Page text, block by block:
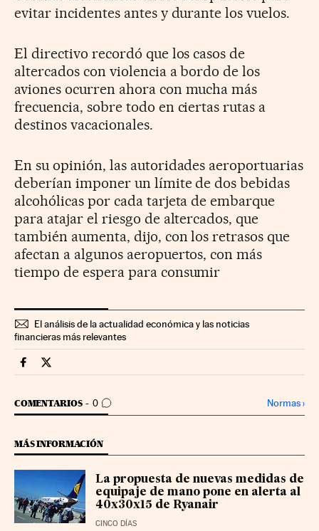
evitar incidentes antes y durante los vuelos.
El directivo recordó que los casos de
altercados con violencia a bordo de los
aviones ocurren ahora con mucha más
frecuencia, sobre todo en ciertas rutas a
destinos vacacionales.
En su opinión, las autoridades aeroportuarias
deberían imponer un límite de dos bebidas
alcohólicas por cada tarjeta de embarque
para atajar el riesgo de altercados, que
también aumenta, dijo, con los retrasos que
afectan a algunos aeropuertos, con más
tiempo de espera para consumir
El análisis de la actualidad económica y las noticias
financieras más relevantes
Companias Cinco Días en Facebook
Companias Cinco Días en Twitter
COMENTARIOS 0
IR A LOS COMENTARIOS Normas›
MÁS INFORMACIÓN
La propuesta de nuevas medidas de
equipaje de mano pone en alerta al
40x30x15 de Ryanair
CINCO DÍAS